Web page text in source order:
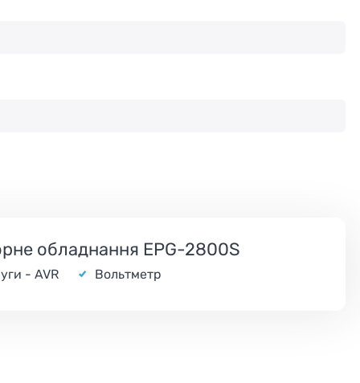
обладнання EPG-2800S
- AVR Вольтметр